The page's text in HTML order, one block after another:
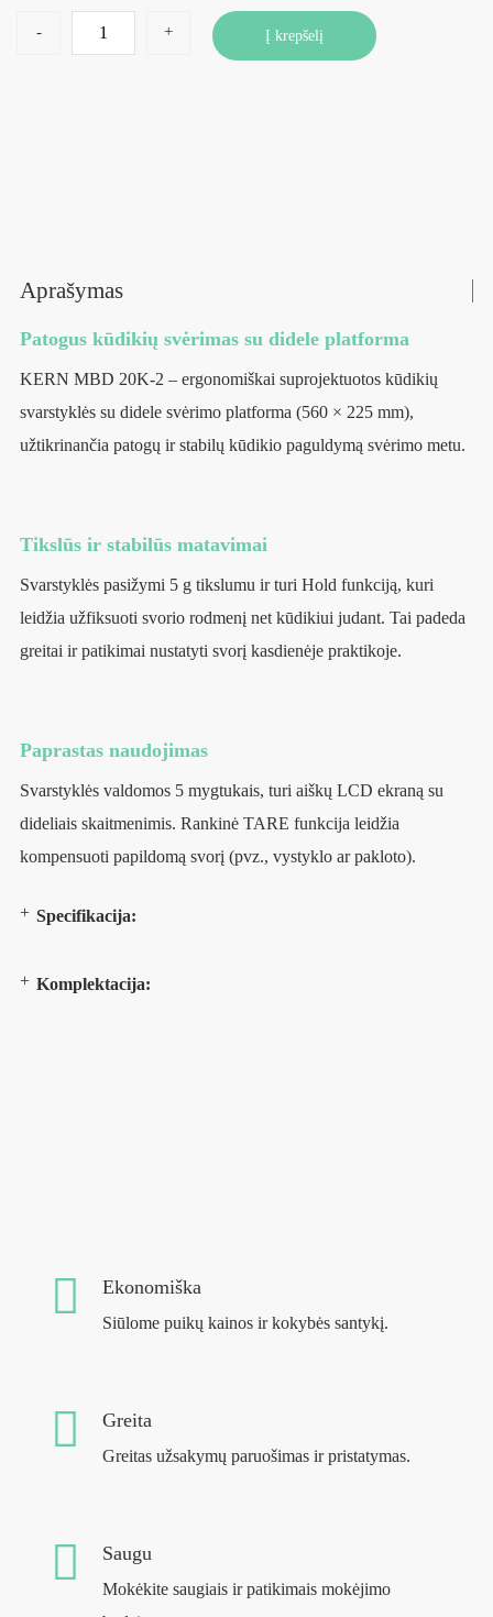
- + Į krepšelį
Aprašymas
Patogus kūdikių svėrimas su didele platforma
KERN MBD 20K-2 – ergonomiškai suprojektuotos kūdikių
svarstyklės su didele svėrimo platforma (560 × 225 mm),
užtikrinančia patogų ir stabilų kūdikio paguldymą svėrimo metu.
Tikslūs ir stabilūs matavimai
Svarstyklės pasižymi 5 g tikslumu ir turi Hold funkciją, kuri
leidžia užfiksuoti svorio rodmenį net kūdikiui judant. Tai padeda
greitai ir patikimai nustatyti svorį kasdienėje praktikoje.
Paprastas naudojimas
Svarstyklės valdomos 5 mygtukais, turi aiškų LCD ekraną su
dideliais skaitmenimis. Rankinė TARE funkcija leidžia
kompensuoti papildomą svorį (pvz., vystyklo ar pakloto).
Specifikacija:
Komplektacija:
Ekonomiška
Siūlome puikų kainos ir kokybės santykį.
Greita
Greitas užsakymų paruošimas ir pristatymas.
Saugu
Mokėkite saugiais ir patikimais mokėjimo